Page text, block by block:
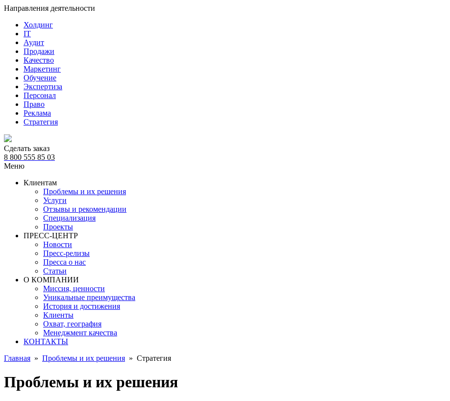
Направления деятельности
Холдинг
IT
Аудит
Продажи
Качество
Маркетинг
Обучение
Экспертиза
Персонал
Право
Реклама
Стратегия
Сделать заказ
8 800 555 85 03
Меню
Клиентам
Проблемы и их решения
Услуги
Отзывы и рекомендации
Специализация
Проекты
ПРЕСС-ЦЕНТР
Новости
Пресс-релизы
Пресса о нас
Статьи
О КОМПАНИИ
Миссия, ценности
Уникальные преимущества
История и достижения
Клиенты
Охват, география
Менеджмент качества
КОНТАКТЫ
Главная » Проблемы и их решения » Стратегия
Проблемы и их решения